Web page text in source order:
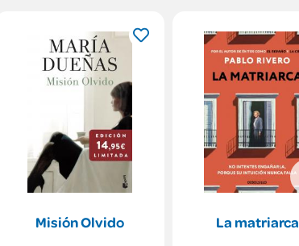
Misión Olvido La matriarca